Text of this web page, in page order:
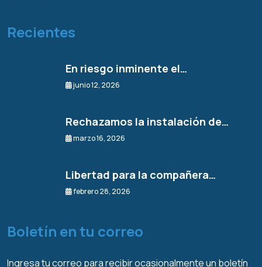
Recientes
En riesgo inminente el…
junio 12, 2026
Rechazamos la instalación de…
marzo 16, 2026
Libertad para la compañera…
febrero 28, 2026
Boletín en tu correo
Ingresa tu correo para recibir ocasionalmente un boletín